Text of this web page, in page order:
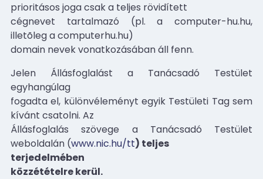
prioritásos joga csak a teljes rövidített
cégnevet tartalmazó (pl. a computer-hu.hu,
illetõleg a computerhu.hu)
domain nevek vonatkozásában áll fenn.
Jelen Állásfoglalást a Tanácsadó Testület
egyhangúlag
fogadta el, különvéleményt egyik Testületi Tag sem
kívánt csatolni. Az
Állásfoglalás szövege a Tanácsadó Testület
weboldalán (www.nic.hu/tt) teljes
terjedelmében
közzétételre kerül.